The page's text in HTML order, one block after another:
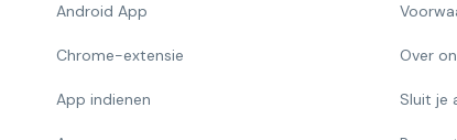
Android App
Chrome-extensie
App indienen
Over
Sluit je